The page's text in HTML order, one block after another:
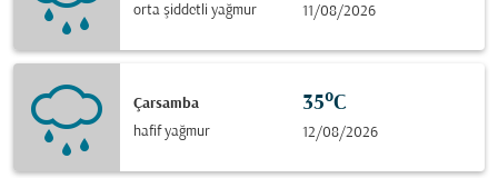
orta şiddetli yağmur
11/08/2026
Çarsamba
hafif yağmur
35°C
12/08/2026